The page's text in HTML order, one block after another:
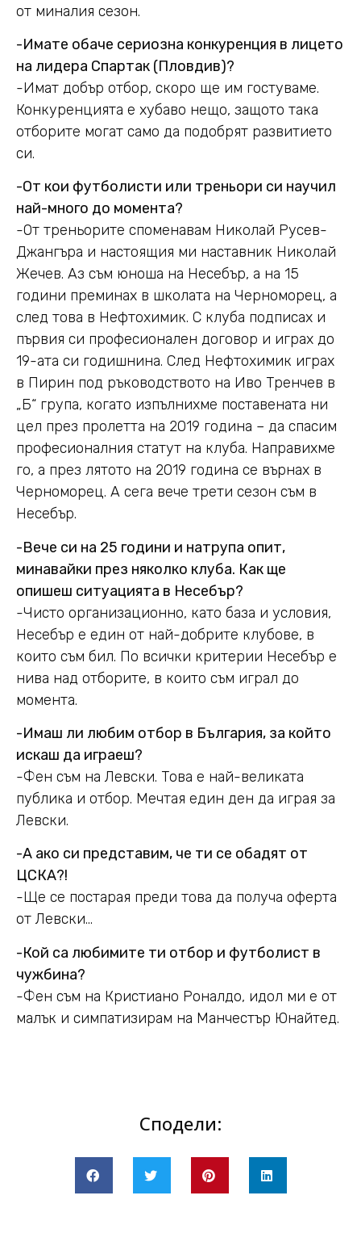
от миналия сезон.
-Имате обаче сериозна конкуренция в лицето
на лидера Спартак (Пловдив)?
-Имат добър отбор, скоро ще им гостуваме.
Конкуренцията е хубаво нещо, защото така
отборите могат само да подобрят развитието
си.
-От кои футболисти или треньори си научил
най-много до момента?
-От треньорите споменавам Николай Русев-
Джангъра и настоящия ми наставник Николай
Жечев. Аз съм юноша на Несебър, а на 15
години преминах в школата на Черноморец, а
след това в Нефтохимик. С клуба подписах и
първия си професионален договор и играх до
19-ата си годишнина. След Нефтохимик играх
в Пирин под ръководството на Иво Тренчев в
„Б“ група, когато изпълнихме поставената ни
цел през пролетта на 2019 година – да спасим
професионалния статут на клуба. Направихме
го, а през лятото на 2019 година се върнах в
Черноморец. А сега вече трети сезон съм в
Несебър.
-Вече си на 25 години и натрупа опит,
минавайки през няколко клуба. Как ще
опишеш ситуацията в Несебър?
-Чисто организационно, като база и условия,
Несебър е един от най-добрите клубове, в
които съм бил. По всички критерии Несебър е
нива над отборите, в които съм играл до
момента.
-Имаш ли любим отбор в България, за който
искаш да играеш?
-Фен съм на Левски. Това е най-великата
публика и отбор. Мечтая един ден да играя за
Левски.
-А ако си представим, че ти се обадят от
ЦСКА?!
-Ще се постарая преди това да получа оферта
от Левски…
-Кой са любимите ти отбор и футболист в
чужбина?
-Фен съм на Кристиано Роналдо, идол ми е от
малък и симпатизирам на Манчестър Юнайтед.
Сподели: